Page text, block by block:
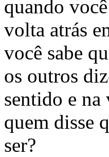
quando
volta atrás
você sabe
os outros
sentido e na
quem disse
ser?